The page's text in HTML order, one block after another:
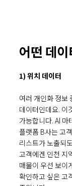
어떤 데
1) 위치 데이터
여러 개인화 정보
데이터인데요. 이
가능합니다. AI 마
플랫폼 B사는 고
리스트가 노출되
고객에겐 인천 지
매물이 우선 보이
확인하고 싶은 고